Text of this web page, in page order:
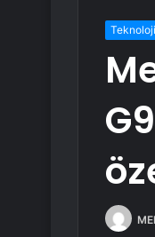
Teknoloji